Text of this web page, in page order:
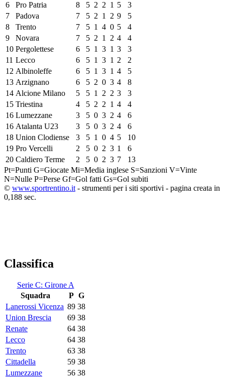
6
Pro Patria 8 5 2 2 1 5
3
7
Padova 7 5 2 1 2 9
5
8
Trento 7 5 1 4 0 5
4
9
Novara 7 5 2 1 2 4
4
10 Pergolettese 6 5 1 3 1 3
3
11 Lecco 6 5 1 3 1 2
2
12 Albinoleffe 6 5 1 3 1 4
5
13 Arzignano 6 5 2 0 3 4
8
14 Alcione Milano 5 5 1 2 2 3
3
15 Triestina 4 5 2 2 1 4
4
16 Lumezzane 3 5 0 3 2 4
6
16 Atalanta U23 3 5 0 3 2 4
6
18 Union Clodiense 3 5 1 0 4 5
10
19 Pro Vercelli 2 5 0 2 3 1
6
20 Caldiero Terme 2 5 0 2 3 7
13
Pt=Punti G=Giocate Mi=Media inglese S=Sanzioni V=Vinte
N=Nulle P=Perse Gf=Gol fatti Gs=Gol subiti
© www.sportrentino.it - strumenti per i siti sportivi - pagina creata in
0,188 sec.
Classifica
Serie C: Girone A
Squadra
P G
Lanerossi Vicenza 89 38
Union Brescia
69 38
Renate
64 38
Lecco
64 38
Trento
63 38
Cittadella
59 38
Lumezzane
56 38